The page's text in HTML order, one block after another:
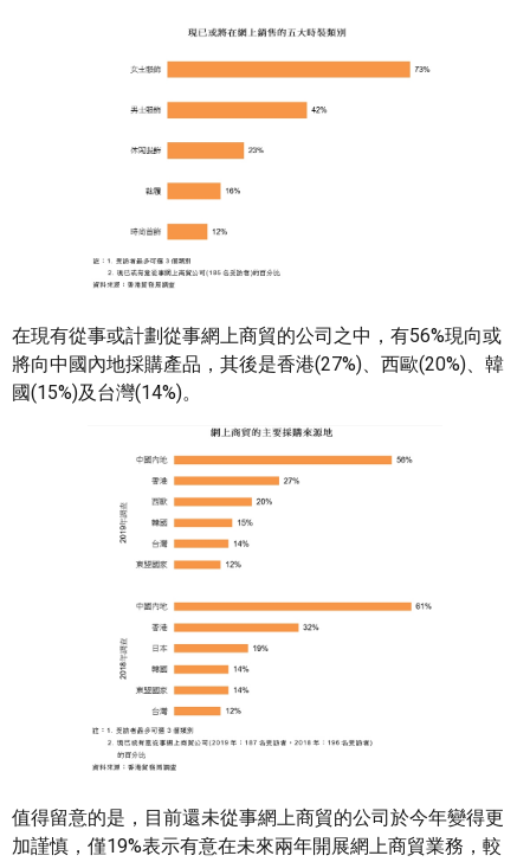
在現有從事或計劃從事網上商貿的公司之中，有56%現向或
將向中國內地採購產品，其後是香港(27%)、西歐(20%)、韓
國(15%)及台灣(14%)。
值得留意的是，目前還未從事網上商貿的公司於今年變得更
加謹慎，僅19%表示有意在未來兩年開展網上商貿業務，較